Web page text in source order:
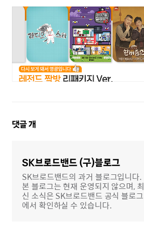
댓
댓글개
SK브로드밴드 (구)블로그
SK브로드밴드의 과거 블로그입니다.
본 블로그는 현재 운영되지 않으며, 최
신 소식은 SK브로드밴드 공식 블로그
에서 확인하실 수 있습니다.